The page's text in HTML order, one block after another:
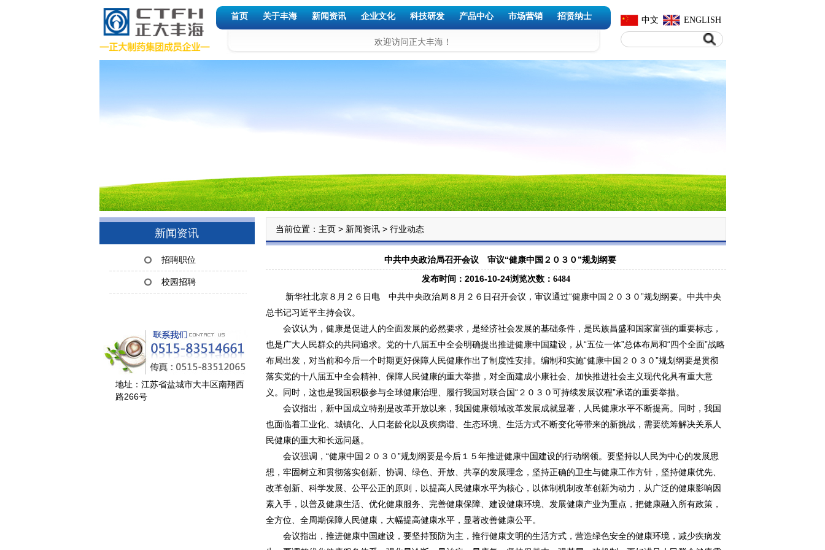
首页 关于丰海 新闻资讯 企业文化 科技研发 产品中心 市场营销 招贤纳士
欢迎访问正大丰海！
中文 ENGLISH
新闻资讯
招聘职位
校园招聘
地址：江苏省盐城市大丰区南翔西
路266号
当前位置： 主页> 新闻资讯> 行业动态
中共中央政治局召开会议 审议“健康中国２０３０”规划纲要
发布时间：2016-10-24浏览次数： 6484
新华社北京８月２６日电 中共中央政治局８月２６日召开会议，审议通过“健康中国２０３０”规划纲要。中共中央
总书记习近平主持会议。
会议认为，健康是促进人的全面发展的必然要求，是经济社会发展的基础条件，是民族昌盛和国家富强的重要标志，
也是广大人民群众的共同追求。党的十八届五中全会明确提出推进健康中国建设，从“五位一体”总体布局和“四个全面”战略
布局出发，对当前和今后一个时期更好保障人民健康作出了制度性安排。编制和实施“健康中国２０３０”规划纲要是贯彻
落实党的十八届五中全会精神、保障人民健康的重大举措，对全面建成小康社会、加快推进社会主义现代化具有重大意
义。同时，这也是我国积极参与全球健康治理、履行我国对联合国“２０３０可持续发展议程”承诺的重要举措。
会议指出，新中国成立特别是改革开放以来，我国健康领域改革发展成就显著，人民健康水平不断提高。同时，我国
也面临着工业化、城镇化、人口老龄化以及疾病谱、生态环境、生活方式不断变化等带来的新挑战，需要统筹解决关系人
民健康的重大和长远问题。
会议强调，“健康中国２０３０”规划纲要是今后１５年推进健康中国建设的行动纲领。要坚持以人民为中心的发展思
想，牢固树立和贯彻落实创新、协调、绿色、开放、共享的发展理念，坚持正确的卫生与健康工作方针，坚持健康优先、
改革创新、科学发展、公平公正的原则，以提高人民健康水平为核心，以体制机制改革创新为动力，从广泛的健康影响因
素入手，以普及健康生活、优化健康服务、完善健康保障、建设健康环境、发展健康产业为重点，把健康融入所有政策，
全方位、全周期保障人民健康，大幅提高健康水平，显著改善健康公平。
会议指出，推进健康中国建设，要坚持预防为主，推行健康文明的生活方式，营造绿色安全的健康环境，减少疾病发